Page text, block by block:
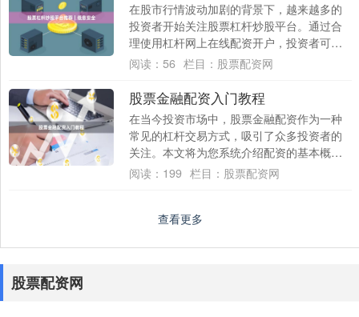
在股市行情波动加剧的背景下，越来越多的
投资者开始关注股票杠杆炒股平台。通过合
理使用杠杆网上在线配资开户，投资者可以
用较少的本金撬动更大的资金量，从而放大
阅读： 56 栏目： 股票配资网
股票金融配资入门教程
在当今投资市场中，股票金融配资作为一种
常见的杠杆交易方式，吸引了众多投资者的
关注。本文将为您系统介绍配资的基本概
念、操作流程及风险控制要点，帮助您建立
阅读： 199 栏目： 股票配资网
查看更多
股票配资网